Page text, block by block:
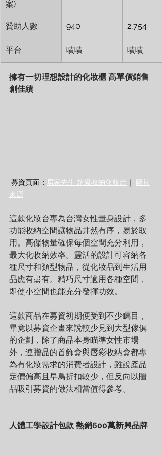
案)
贊助人數 940 2,754
平台 嘖嘖 嘖嘖
擁有一切理想設計的化妝櫃 高單價銷售
創佳績
募資頁面： 居家先生 超級收納化妝台 ｜
圖片
來源
這款化妝台專為台灣女性量身設計，多
功能收納空間讓物品井然有序，易於取
用。高儲物量確保每個空間充分利用，
最大化收納效率。靈活的設計可容納各
種尺寸和類型物品，從化妝品到生活用
品應有盡有。精巧尺寸適用各種空間，
即使小空間也能充分發揮功效。
這款商品在募資初期便受到不少矚目，
畢竟以募資企畫來說較少見到大型傢俱
的企劃，除了商品本身瞄準女性市場
外，連贈品的首飾盒與唇彩收納盒都專
為有化妝需求的消費者設計，雖說產品
定價偏高且早鳥折扣較少，但反向以贈
品吸引募資的做法相當值得參考。
人體工學設計包款 熱銷600萬新興品牌